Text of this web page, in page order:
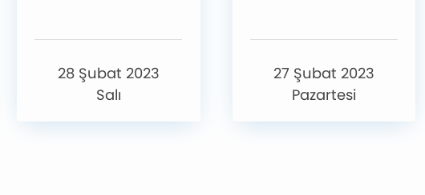
28 Şubat 2023
Salı
27 Şubat 2023
Pazartesi